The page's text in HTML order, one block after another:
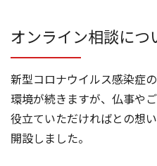
オンライン相談につ
新型コロナウイルス感染症
環境が続きますが、仏事や
役立ていただければとの想
開設しました。